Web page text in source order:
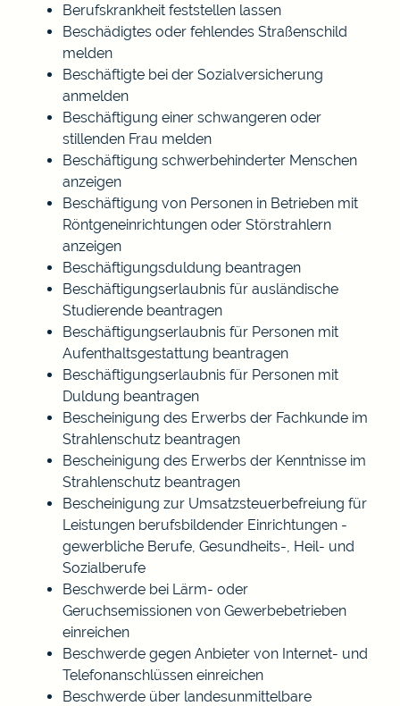
Berufskrankheit feststellen lassen
Beschädigtes oder fehlendes Straßenschild
melden
Beschäftigte bei der Sozialversicherung
anmelden
Beschäftigung einer schwangeren oder
stillenden Frau melden
Beschäftigung schwerbehinderter Menschen
anzeigen
Beschäftigung von Personen in Betrieben mit
Röntgeneinrichtungen oder Störstrahlern
anzeigen
Beschäftigungsduldung beantragen
Beschäftigungserlaubnis für ausländische
Studierende beantragen
Beschäftigungserlaubnis für Personen mit
Aufenthaltsgestattung beantragen
Beschäftigungserlaubnis für Personen mit
Duldung beantragen
Bescheinigung des Erwerbs der Fachkunde im
Strahlenschutz beantragen
Bescheinigung des Erwerbs der Kenntnisse im
Strahlenschutz beantragen
Bescheinigung zur Umsatzsteuerbefreiung für
Leistungen berufsbildender Einrichtungen -
gewerbliche Berufe, Gesundheits-, Heil- und
Sozialberufe
Beschwerde bei Lärm- oder
Geruchsemissionen von Gewerbebetrieben
einreichen
Beschwerde gegen Anbieter von Internet- und
Telefonanschlüssen einreichen
Beschwerde über landesunmittelbare